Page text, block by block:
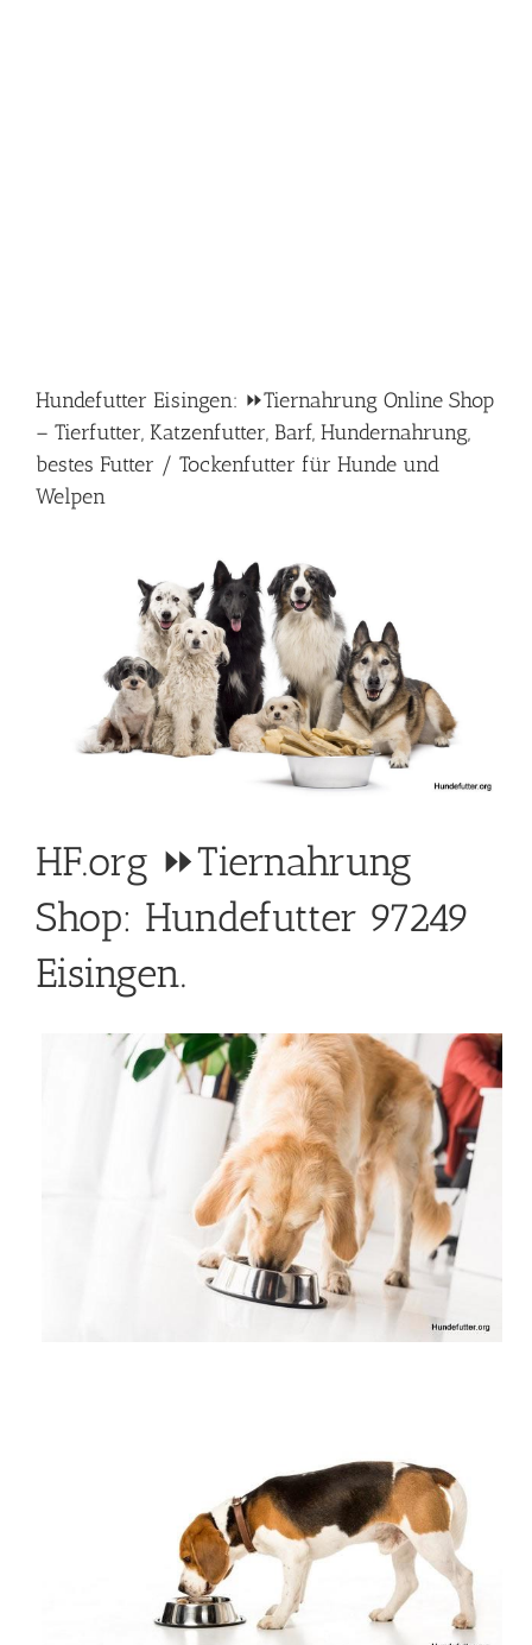
Hundefutter Eisingen: ⏩Tiernahrung Online Shop
– Tierfutter, Katzenfutter, Barf, Hundernahrung,
bestes Futter / Tockenfutter für Hunde und
Welpen
HF.org ⏩Tiernahrung
Shop: Hundefutter 97249
Eisingen.